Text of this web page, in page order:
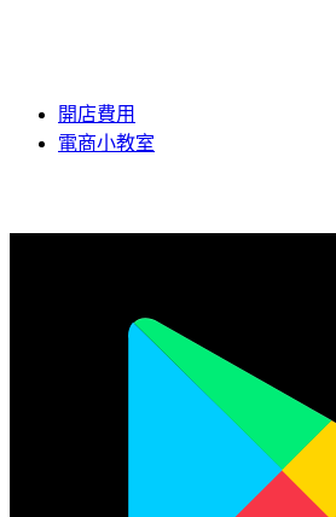
開店費用
電商小教室